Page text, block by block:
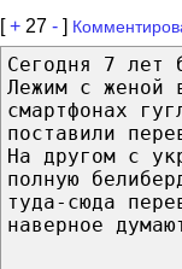
[+ 27 - ]
Сегодня 7 лет
Лежим с женой
смартфонах
поставили
На другом с
полную
туда-сюда
наверное